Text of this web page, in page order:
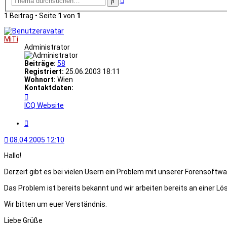
1 Beitrag • Seite 1 von 1
MiTi
Administrator
Beiträge: 58
Registriert: 25.06.2003 18:11
Wohnort: Wien
Kontaktdaten:
von
MiTi
ICQ Website
08.04.2005 12:10
Hallo!
Derzeit gibt es bei vielen Usern ein Problem mit unserer
Das Problem ist bereits bekannt und wir arbeiten bereits an einer
Wir bitten um euer Verständnis.
Liebe Grüße